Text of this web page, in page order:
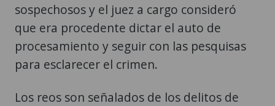
sospechosos y el juez a cargo consideró
que era procedente dictar el auto de
procesamiento y seguir con las pesquisas
para esclarecer el crimen.
Los reos son señalados de los delitos de